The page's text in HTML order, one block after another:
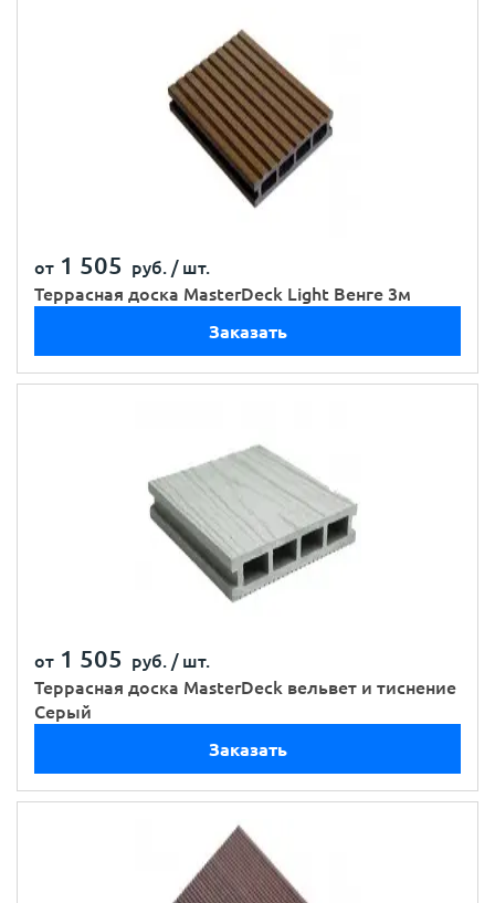
от 1 505 руб. / шт.
Террасная доска MasterDeck Light Венге 3м
Заказать
от 1 505 руб. / шт.
Террасная доска MasterDeck вельвет и тиснение
Серый
Заказать